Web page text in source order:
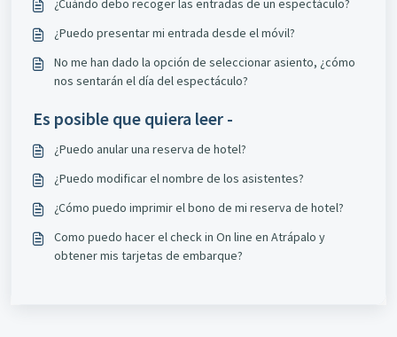
¿Cuándo debo recoger las entradas de un espectáculo?
¿Puedo presentar mi entrada desde el móvil?
No me han dado la opción de seleccionar asiento, ¿cómo
nos sentarán el día del espectáculo?
Es posible que quiera leer -
¿Puedo anular una reserva de hotel?
¿Puedo modificar el nombre de los asistentes?
¿Cómo puedo imprimir el bono de mi reserva de hotel?
Como puedo hacer el check in On line en Atrápalo y
obtener mis tarjetas de embarque?